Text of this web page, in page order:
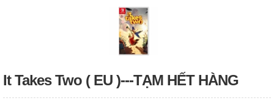
It Takes Two ( EU )---TẠM HẾT HÀNG